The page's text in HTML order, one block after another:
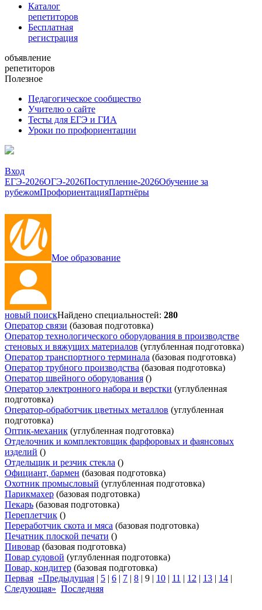
Каталог
репетиторов
Бесплатная
регистрация
объявление
репетиторов
Полезное
Педагогическое сообщество
Учителю о сайте
Тесты для ЕГЭ и ГИА
Уроки по профориентации
Вход
ЕГЭ-2026ОГЭ-2026Поступление-2026Обучение за
рубежомПрофориентацияПартнёры
Мое образование
новый поискНайдено специальностей: 280
Оператор связи (базовая подготовка)
Оператор технологического оборудования в производстве
стеновых и вяжущих материалов (углубленная подготовка)
Оператор транспортного терминала (базовая подготовка)
Оператор трубного производства (базовая подготовка)
Оператор швейного оборудования ()
Оператор электронного набора и верстки (углубленная
подготовка)
Оператор-обработчик цветных металлов (углубленная
подготовка)
Оптик-механик (углубленная подготовка)
Отделочник и комплектовщик фарфоровых и фаянсовых
изделий ()
Отдельщик и резчик стекла ()
Официант, бармен (базовая подготовка)
Охотник промысловый (углубленная подготовка)
Парикмахер (базовая подготовка)
Пекарь (базовая подготовка)
Переплетчик ()
Переработчик скота и мяса (базовая подготовка)
Печатник плоской печати ()
Пивовар (базовая подготовка)
Повар судовой (углубленная подготовка)
Повар, кондитер (базовая подготовка)
Первая «Предыдущая | 5 | 6 | 7 | 8 | 9 | 10 | 11 | 12 | 13 | 14 |
Следующая» Последняя